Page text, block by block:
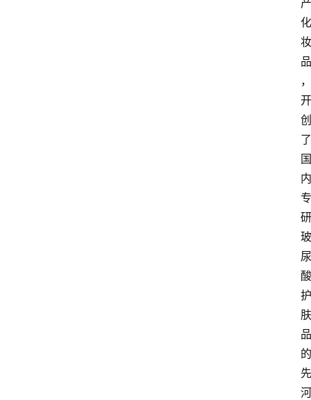
产
化
妆
品
，
开
创
了
国
内
专
研
玻
尿
酸
护
肤
品
的
先
河